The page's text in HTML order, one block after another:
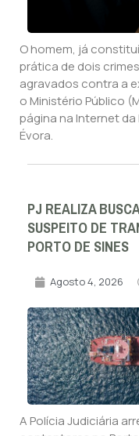
O homem, já
prática de dois
agravados contra a
o Ministério Público
página na Internet
Évora.
PJ REALIZA
SUSPEITO DE
PORTO DE SINES
Agosto 4, 2026
A Polícia Judiciária